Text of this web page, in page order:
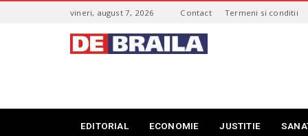
vineri, august 7, 2026 Contact Termeni si conditii
t
B
EDITORIAL ECONOMIE JUSTITIE